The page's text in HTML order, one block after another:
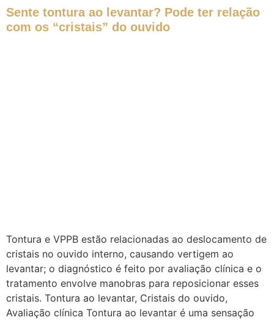
Sente tontura ao levantar? Pode ter relação
com os “cristais” do ouvido
Tontura e VPPB estão relacionadas ao deslocamento de
cristais no ouvido interno, causando vertigem ao
levantar; o diagnóstico é feito por avaliação clínica e o
tratamento envolve manobras para reposicionar esses
cristais. Tontura ao levantar, Cristais do ouvido,
Avaliação clínica Tontura ao levantar é uma sensação